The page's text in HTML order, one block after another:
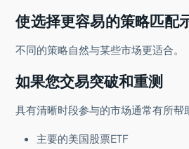
使选择更容易的策略匹配
不同的策略自然与某些市场更适合。
如果您交易突破和重测
具有清晰时段参与的市场通常有所帮
主要的美国股票ETF